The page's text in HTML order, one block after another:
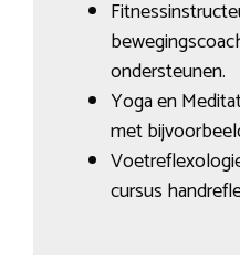
ondersteunen.
Yoga en
met
cursus